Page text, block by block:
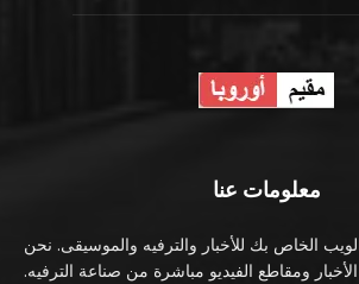
معلومات عنا
الخاص بك للأخبار والترفيه والموسيقى. نحن
ومقاطع الفيديو مباشرة من صناعة الترفيه.